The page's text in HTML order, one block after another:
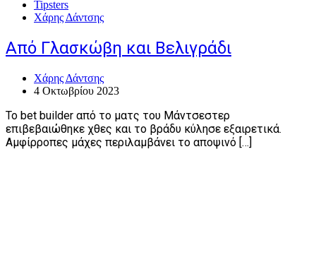
Tipsters
Χάρης Δάντσης
Από Γλασκώβη και Βελιγράδι
Χάρης Δάντσης
4 Οκτωβρίου 2023
Το bet builder από το ματς του Μάντσεστερ
επιβεβαιώθηκε χθες και το βράδυ κύλησε εξαιρετικά.
Αμφίρροπες μάχες περιλαμβάνει το αποψινό […]